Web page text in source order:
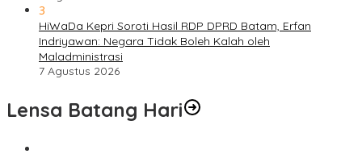
3
HiWaDa Kepri Soroti Hasil RDP DPRD Batam, Erfan
Indriyawan: Negara Tidak Boleh Kalah oleh
Maladministrasi
7 Agustus 2026
Lensa Batang Hari